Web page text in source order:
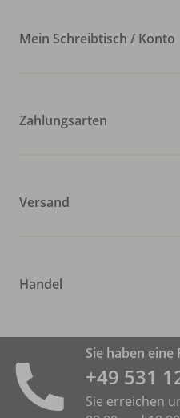
Mein Schreibtisch / Konto
Zahlungsarten
Versand
Handel
Sie haben eine
+49 531
Sie erreichen